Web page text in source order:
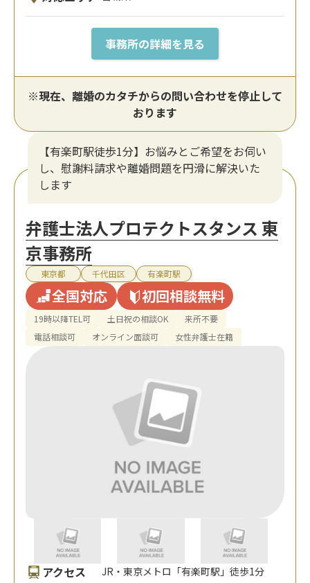
事務所の詳細を見る
※現在、離婚のカタチからの問い合わせを停止して
おります
【有楽町駅徒歩1分】お悩みとご希望をお伺い
し、慰謝料請求や離婚問題を円滑に解決いた
します
弁護士法人プロテクトスタンス 東
京事務所
東京都 千代田区 有楽町駅
全国対応 初回相談無料
19時以降TEL可 土日祝の相談OK
来所不要
電話相談可
オンライン面談可 女性弁護士在籍
アクセス JR・東京メトロ「有楽町駅」徒歩1分